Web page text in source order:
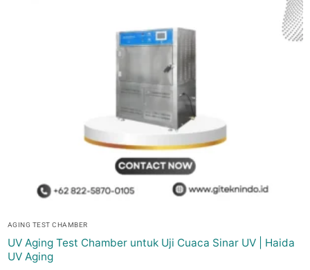
AGING TEST CHAMBER
UV Aging Test Chamber untuk Uji Cuaca Sinar UV | Haida
UV Aging